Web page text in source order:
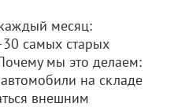
месяц:
самых старых
мы это делаем:
на складе
внешним